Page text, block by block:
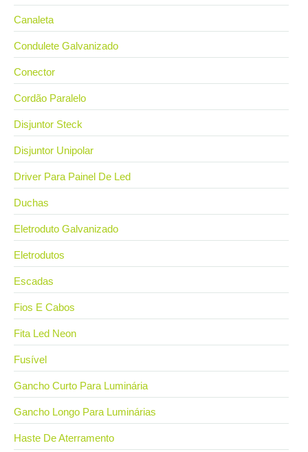
Canaleta
Condulete Galvanizado
Conector
Cordão Paralelo
Disjuntor Steck
Disjuntor Unipolar
Driver Para Painel De Led
Duchas
Eletroduto Galvanizado
Eletrodutos
Escadas
Fios E Cabos
Fita Led Neon
Fusível
Gancho Curto Para Luminária
Gancho Longo Para Luminárias
Haste De Aterramento